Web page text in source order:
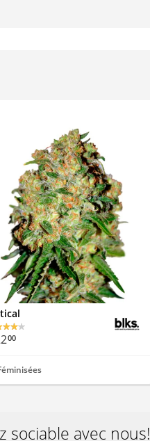
00
sociable avec nous!